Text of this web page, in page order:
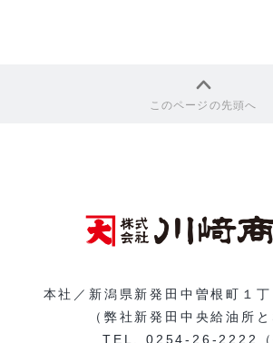
このページの先頭へ
本社／ 新潟県新発田中曽根町１
（弊社新発田中央給油所と
TEL. 0254-26-2222（